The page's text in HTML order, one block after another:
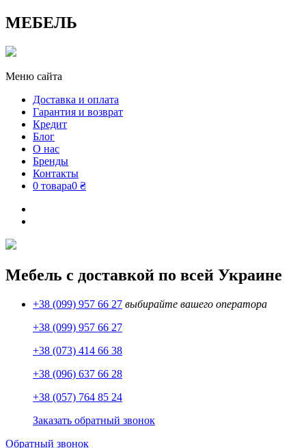
МЕБЕЛЬ
Меню сайта
Доставка и оплата
Гарантия и возврат
Кредит
Блог
О нас
Бренды
Контакты
0 товара0 ₴
Мебель с доставкой по всей Украине
+38 (099) 957 66 27 выбирайте вашего оператора
+38 (099) 957 66 27
+38 (073) 414 66 38
+38 (096) 637 66 28
+38 (057) 764 85 24
Заказать обратный звонок
Обратный звонок